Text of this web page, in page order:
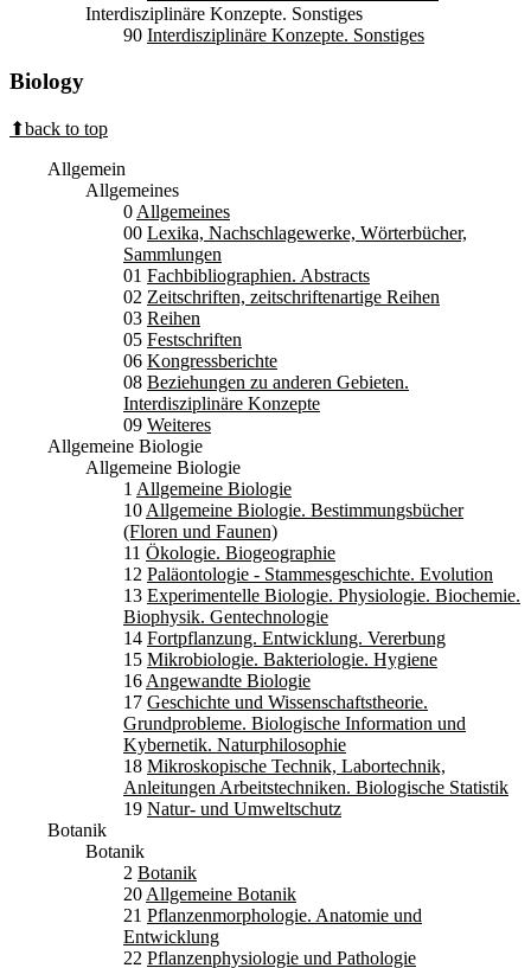
Interdisziplinäre Konzepte. Sonstiges
90 Interdisziplinäre Konzepte. Sonstiges
Biology
⬆back to top
Allgemein
Allgemeines
0 Allgemeines
00 Lexika, Nachschlagewerke, Wörterbücher,
Sammlungen
01 Fachbibliographien. Abstracts
02 Zeitschriften, zeitschriftenartige Reihen
03 Reihen
05 Festschriften
06 Kongressberichte
08 Beziehungen zu anderen Gebieten.
Interdisziplinäre Konzepte
09 Weiteres
Allgemeine Biologie
Allgemeine Biologie
1 Allgemeine Biologie
10 Allgemeine Biologie. Bestimmungsbücher
(Floren und Faunen)
11 Ökologie. Biogeographie
12 Paläontologie - Stammesgeschichte. Evolution
13 Experimentelle Biologie. Physiologie. Biochemie.
Biophysik. Gentechnologie
14 Fortpflanzung. Entwicklung. Vererbung
15 Mikrobiologie. Bakteriologie. Hygiene
16 Angewandte Biologie
17 Geschichte und Wissenschaftstheorie.
Grundprobleme. Biologische Information und
Kybernetik. Naturphilosophie
18 Mikroskopische Technik, Labortechnik,
Anleitungen Arbeitstechniken. Biologische Statistik
19 Natur- und Umweltschutz
Botanik
Botanik
2 Botanik
20 Allgemeine Botanik
21 Pflanzenmorphologie. Anatomie und
Entwicklung
22 Pflanzenphysiologie und Pathologie